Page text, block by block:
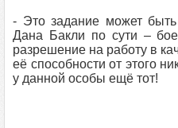
- Это задание может
Дана Бакли по сути –
разрешение на работу в
её способности от этого
у данной особы ещё тот!